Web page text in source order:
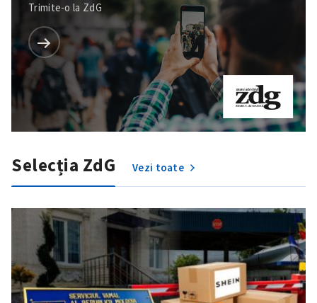
Trimite-o la ZdG
Selecția ZdG Vezi toate
ȘTIREA MEA